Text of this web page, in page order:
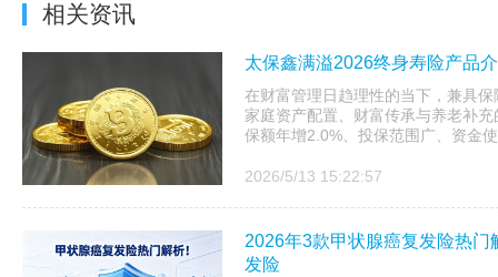
相关资讯
太保鑫满溢2026终身寿险产品
在财富管理日趋理性的当下，兼具
家庭资产配置、财富传承与养老补
保额年增2.0%、投保范围广、资金
2026/5/13 15:22:57
2026年3款甲状腺癌复发险热
发险